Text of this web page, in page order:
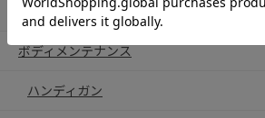
製品一覧
ボディメンテナンス
ハンディガン